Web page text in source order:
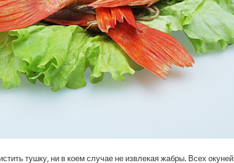
тушку, ни в коем случае не извлекая жабры. Всех окуней